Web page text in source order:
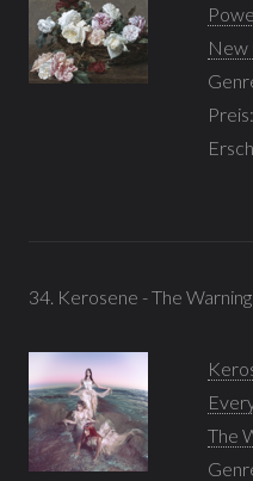
New
34. Kerosene - The Warning
The